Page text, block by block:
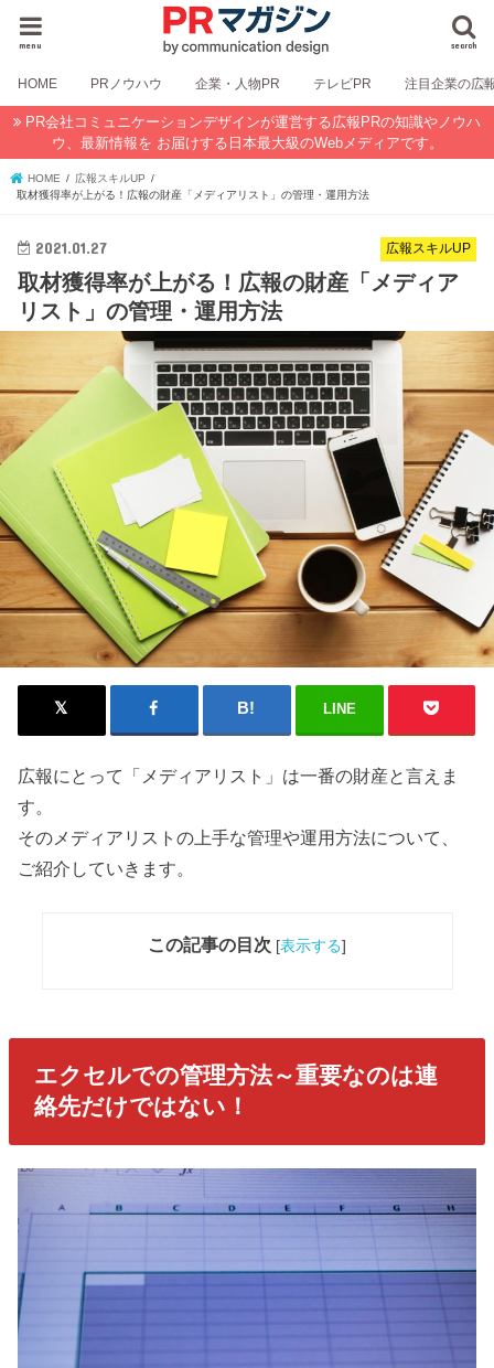
search
menu
HOME PRノウハウ 企業・人物PR テレビPR 注目企業の広
PR会社コミュニケーションデザインが運営する広報PRの知識やノウハ
ウ、最新情報を お届けする日本最大級のWebメディアです。
HOME
広報スキルUP
取材獲得率が上がる！広報の財産「メディアリスト」の管理・運用方法
広報スキルUP
2021.01.27
取材獲得率が上がる！広報の財産「メディア
リスト」の管理・運用方法
LINE
広報にとって「メディアリスト」は一番の財産と言えま
す。
そのメディアリストの上手な管理や運用方法について、
ご紹介していきます。
この記事の目次 [表示する]
エクセルでの管理方法～重要なのは連
絡先だけではない！